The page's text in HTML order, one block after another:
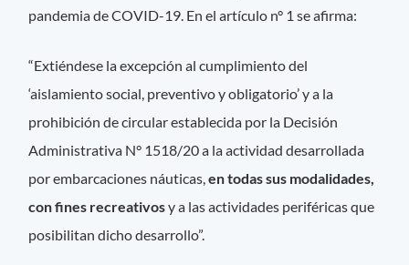
pandemia de COVID-19. En el artículo n° 1 se afirma:
“Extiéndese la excepción al cumplimiento del
‘aislamiento social, preventivo y obligatorio’ y a la
prohibición de circular establecida por la Decisión
Administrativa N° 1518/20 a la actividad desarrollada
por embarcaciones náuticas,en todas sus modalidades,
con fines recreativosy a las actividades periféricas que
posibilitan dicho desarrollo”.